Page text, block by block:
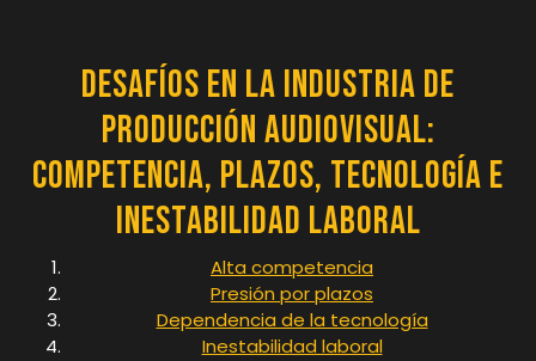
Desafíos en la Industria de
Producción Audiovisual:
Competencia, Plazos, Tecnología e
Inestabilidad Laboral
Alta competencia
Presión por plazos
Dependencia de la tecnología
Inestabilidad laboral